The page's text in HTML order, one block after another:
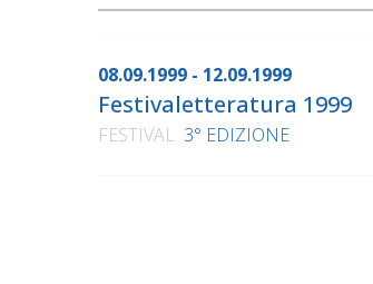
08.09.1999 - 12.09.1999
Festivaletteratura 1999
FESTIVAL 3° EDIZIONE